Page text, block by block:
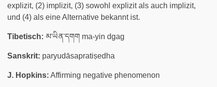
explizit, (2) implizit, (3) sowohl explizit als auch implizit,
und (4) als eine Alternative bekannt ist.
Tibetisch: མ་ཡིན་དགག ma-yin dgag
Sanskrit: paryudāsapratiṣedha
J. Hopkins: Affirming negative phenomenon